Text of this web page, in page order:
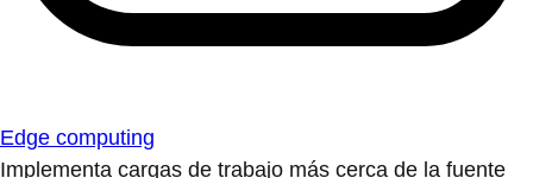
Edge computing
Implementa cargas de trabajo más cerca de la fuente